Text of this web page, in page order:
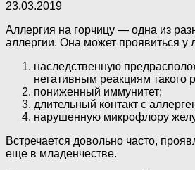
23.03.2019
Аллергия на горчицу — одна из
аллергии. Она может проявиться
наследственную
негативным реакциям такого
пониженный иммунитет;
длительный контакт с
нарушенную микрофлору
Встречается довольно часто,
еще в младенчестве.